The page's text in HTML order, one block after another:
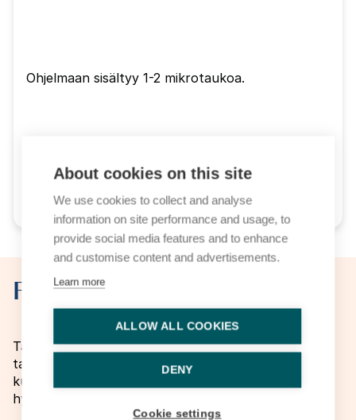
Ohjelmaan sisältyy 1-2 mikrotaukoa.
Ohjelmamuutokset mahdollisia
För vem?
Tarkastuslautakuntien jäsenille ja varajäsenille sekä
tarkastuslautakuntaa avustaville viranhaltijoille
kunta-alan organisaatioissa: kunnat, kuntayhtymät,
hyvinvointialueet ja maakuntaliitot.
About cookies on this site
We use cookies to collect and analyse
information on site performance and usage, to
provide social media features and to enhance
and customise content and advertisements.
Learn more
ALLOW ALL COOKIES
DENY
Cookie settings